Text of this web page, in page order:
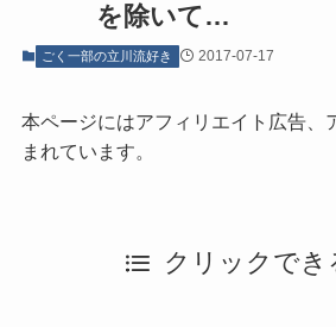
を除いて…
ごく一部の立川流好き 2017-07-17
本ページにはアフィリエイト広告、
まれています。
クリックでき